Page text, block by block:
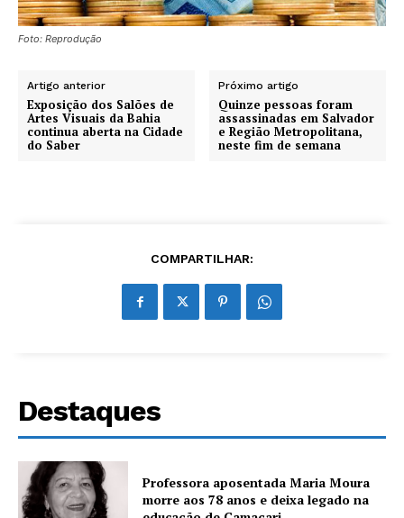
Foto: Reprodução
Artigo anterior
Exposição dos Salões de
Artes Visuais da Bahia
continua aberta na Cidade
do Saber
Próximo artigo
Quinze pessoas foram
assassinadas em Salvador
e Região Metropolitana,
neste fim de semana
COMPARTILHAR:
Destaques
Professora aposentada Maria Moura
morre aos 78 anos e deixa legado na